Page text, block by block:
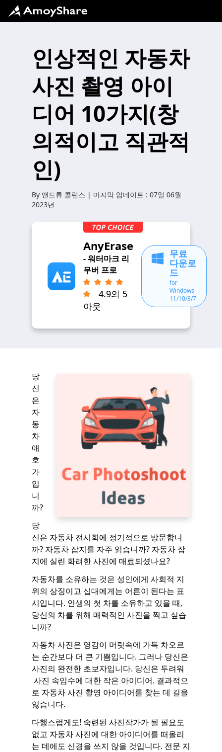
인상적인 자동차
사진 촬영 아이
디어 10가지(창
의적이고 직관적
인)
By 앤드류 콜린스 | 마지막 업데이트 : 07일 06월
2023년
AnyErase
- 워터마크 리
무버 프로
4.9의 5
아웃
무료
다운로
드
for
Windows
11/10/8/7
당
신
은
자
동
차
애
호
가
입
니
까?
당
신은 자동차 전시회에 정기적으로 방문합니
까? 자동차 잡지를 자주 읽습니까? 자동차 잡
지에 실린 화려한 사진에 매료되셨나요?
자동차를 소유하는 것은 성인에게 사회적 지
위의 상징이고 십대에게는 어른이 된다는 표
시입니다. 인생의 첫 차를 소유하고 있을 때,
당신의 차를 위해 매력적인 사진을 찍고 싶습
니까?
자동차 사진은 영감이 머릿속에 가득 차오르
는 순간보다 더 큰 기쁨입니다. 그러나 당신은
사진의 완전한 초보자입니다. 당신은 두려워
사진 속임수에 대한 작은 아이디어. 결과적으
로 자동차 사진 촬영 아이디어를 찾는 데 길을
잃습니다.
다행스럽게도! 숙련된 사진작가가 될 필요도
없고 자동차 사진에 대한 아이디어를 떠올리
는 데에도 신경을 쓰지 않을 것입니다. 전문 지